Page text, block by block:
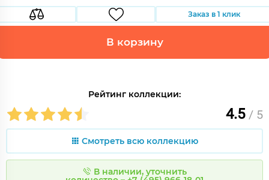
Заказ в 1 клик
В корзину
Рейтинг коллекции:
4.5 / 5
Смотреть всю коллекцию
В наличии, уточнить